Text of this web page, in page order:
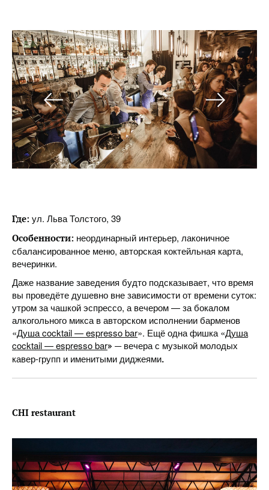
Где: ул. Льва Толстого, 39
Особенности: неординарный интерьер, лаконичное
сбалансированное меню, авторская коктейльная карта,
вечеринки.
Даже название заведения будто подсказывает, что время
вы проведёте душевно вне зависимости от времени суток:
утром за чашкой эспрессо, а вечером — за бокалом
алкогольного микса в авторском исполнении барменов
«Душа cocktail — espresso bar». Ещё одна фишка «Душа
cocktail — espresso bar» — вечера с музыкой молодых
кавер-групп и именитыми диджеями.
CHI restaurant